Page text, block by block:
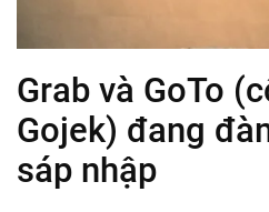
Grab và GoTo
Gojek) đang
sáp nhập